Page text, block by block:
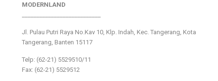
MODERNLAND
Jl. Pulau Putri Raya No.Kav 10, Klp. Indah, Kec. Tangerang, Kota
Tangerang, Banten 15117
Telp: (62-21) 5529510/11
Fax: (62-21) 5529512